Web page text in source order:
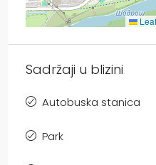
Sadržaji u blizini
Autobuska stanica
Park